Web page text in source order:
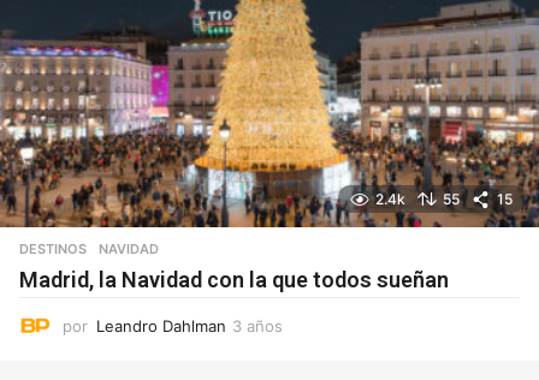
2.4k 55 15
DESTINOS NAVIDAD
Madrid, la Navidad con la que todos sueñan
por Leandro Dahlman 3 años